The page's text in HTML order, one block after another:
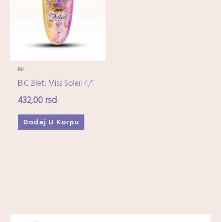
Imunitet(15)
Minerali(0)
Ostali dijetetski suplementi
Kozmetika
Higijena
Mame-i-bebe
+
Bic
BIC žileti Miss Soleil 4/1
432,00 rsd
Dodaj U Korpu